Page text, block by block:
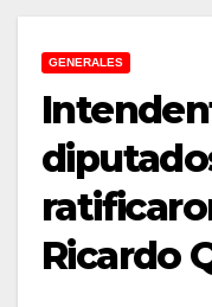
GENERALES
Ricardo